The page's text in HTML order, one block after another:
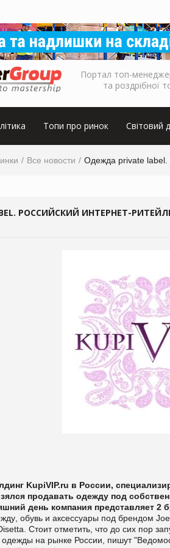
Портал топ-
та роздрібної
Топи про ринок Світовий
Все новости Одежда private label.
РОССИЙСКИЙ ИНТЕРНЕТ-
KupiVIP.ru в России,
продавать одежду под
день компания представляет 2
, обувь и аксессуары под брендом
Стоит отметить, что до сих пор
на рынке России, пишут "